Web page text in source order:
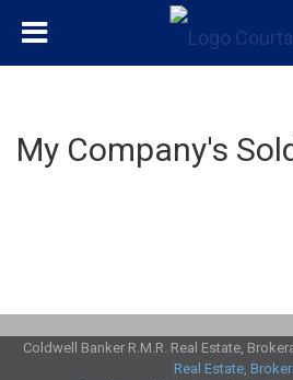
My Company's
Coldwell Banker R.M.R. Real Estate,
Real Estate,